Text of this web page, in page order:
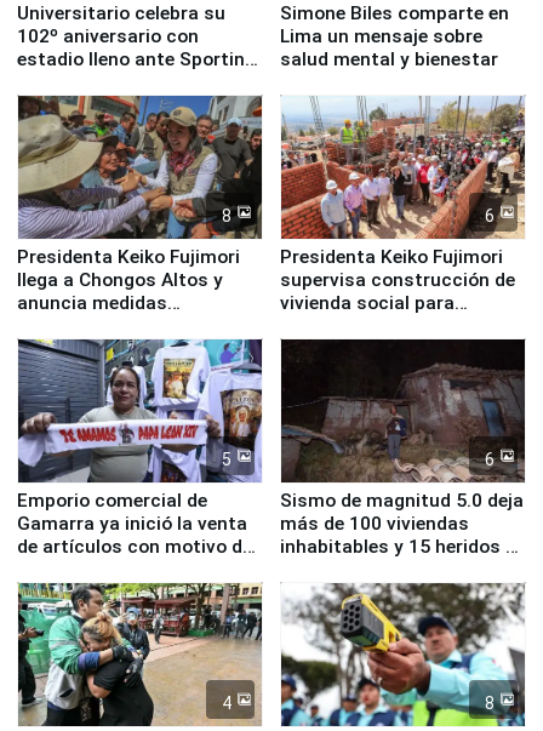
Universitario celebra su
102º aniversario con
estadio lleno ante Sporting
Simone Biles comparte en
Lima un mensaje sobre
salud mental y bienestar
8
Presidenta Keiko Fujimori
llega a Chongos Altos y
anuncia medidas
educación, salud y empleo
6
Presidenta Keiko Fujimori
supervisa construcción de
vivienda social para
5
Emporio comercial de
Gamarra ya inició la venta
de artículos con motivo de
6
Sismo de magnitud 5.0 deja
más de 100 viviendas
inhabitables y 15 heridos en
4 8